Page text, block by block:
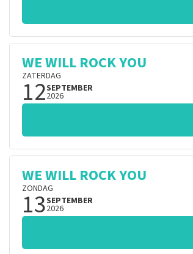
WE WILL ROCK YOU
ZATERDAG
12SEPTEMBER
2026
WE WILL ROCK YOU
ZONDAG
13SEPTEMBER
2026